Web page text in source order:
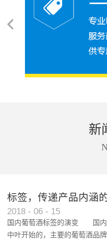
新
标签，传递产品内涵
2018 - 06 - 15
国内葡萄酒标签的演变 国内
中叶开始的，主要的葡萄酒品